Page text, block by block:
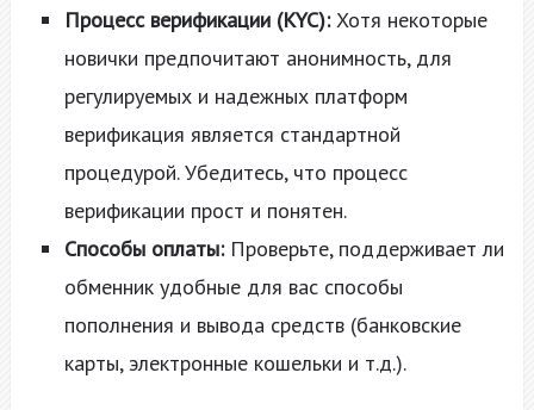
Процесс верификации (KYC):Хотя некоторые
новички предпочитают анонимность, для
регулируемых и надежных платформ
верификация является стандартной
процедурой. Убедитесь, что процесс
верификации прост и понятен.
Способы оплаты:Проверьте, поддерживает ли
обменник удобные для вас способы
пополнения и вывода средств (банковские
карты, электронные кошельки и т.д.).